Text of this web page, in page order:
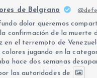
de Belgrano
dolor queremos
confirmación de la muerte
en el terremoto de
colores jugando en la
hace dos semanas
las autoridades de